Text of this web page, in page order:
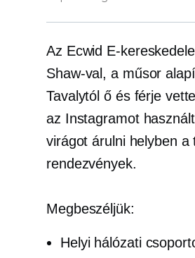
Az Ecwid E-
Shaw-val, a műsor
Tavalytól ő és férje
az Instagramot
virágot árulni helyben a
rendezvények.
Megbeszéljük:
Helyi hálózati